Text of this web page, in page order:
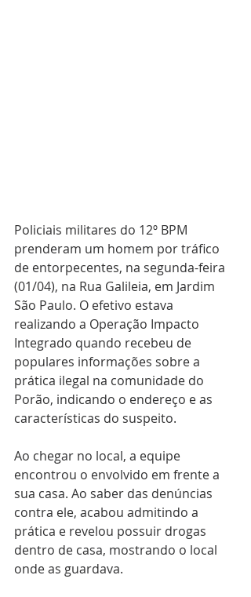
Policiais militares do 12º BPM
prenderam um homem por tráfico
de entorpecentes, na segunda-feira
(01/04), na Rua Galileia, em Jardim
São Paulo. O efetivo estava
realizando a Operação Impacto
Integrado quando recebeu de
populares informações sobre a
prática ilegal na comunidade do
Porão, indicando o endereço e as
características do suspeito.
Ao chegar no local, a equipe
encontrou o envolvido em frente a
sua casa. Ao saber das denúncias
contra ele, acabou admitindo a
prática e revelou possuir drogas
dentro de casa, mostrando o local
onde as guardava.